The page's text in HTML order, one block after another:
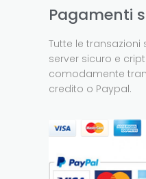
Pagamenti
Tutte le transazioni
server sicuro e
comodamente
credito o Paypal.